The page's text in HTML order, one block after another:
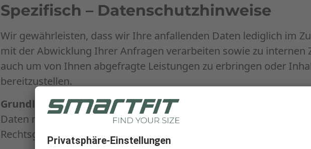
Spezifisch – Datenschutzhinweise
Wir gewährleisten, dass wir Ihre anfallenden Daten lediglich im
mit der Abwicklung Ihrer Anfragen verarbeiten sowie zu internen
auch um von Ihnen abgefragte Leistungen zu erbringen oder
bereitzustellen.
Grundlagen der Datenverarbeitung Wir verarbeiten Ihre
Daten nur unter Einhaltung der einschlägigen
Rechtsgrundlagen sind: